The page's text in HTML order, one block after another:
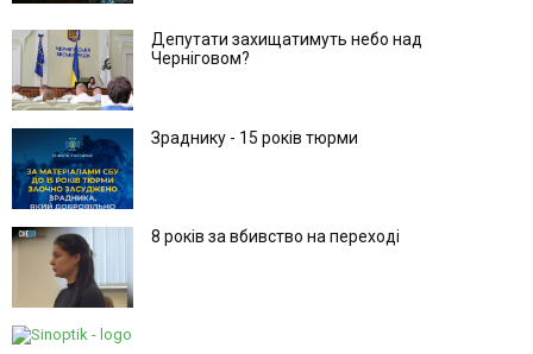
Депутати захищатимуть небо над
Черніговом?
Зраднику - 15 років тюрми
8 років за вбивство на переході